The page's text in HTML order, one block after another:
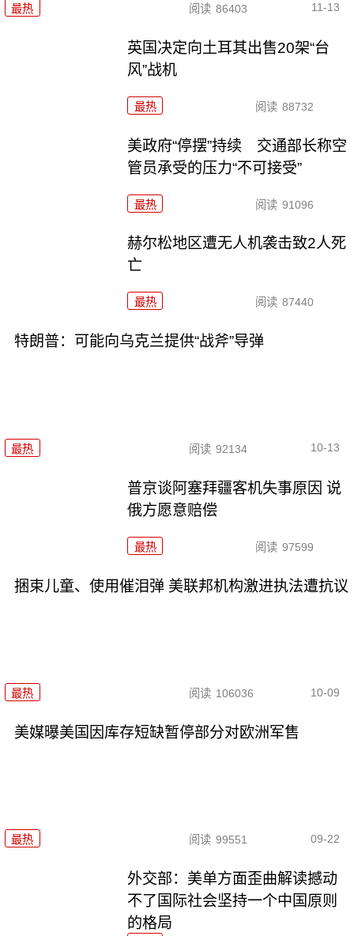
最热 阅读 86403 11-13
英国决定向土耳其出售20架“台
风”战机
最热 阅读 88732
美政府“停摆”持续 交通部长称空
管员承受的压力“不可接受”
最热 阅读 91096
赫尔松地区遭无人机袭击致2人死
亡
最热 阅读 87440
特朗普：可能向乌克兰提供“战斧”导弹
最热 阅读 92134 10-13
普京谈阿塞拜疆客机失事原因 说
俄方愿意赔偿
最热 阅读 97599
捆束儿童、使用催泪弹 美联邦机构激进执法遭抗议
最热 阅读 106036 10-09
美媒曝美国因库存短缺暂停部分对欧洲军售
最热 阅读 99551 09-22
外交部：美单方面歪曲解读撼动
不了国际社会坚持一个中国原则
的格局